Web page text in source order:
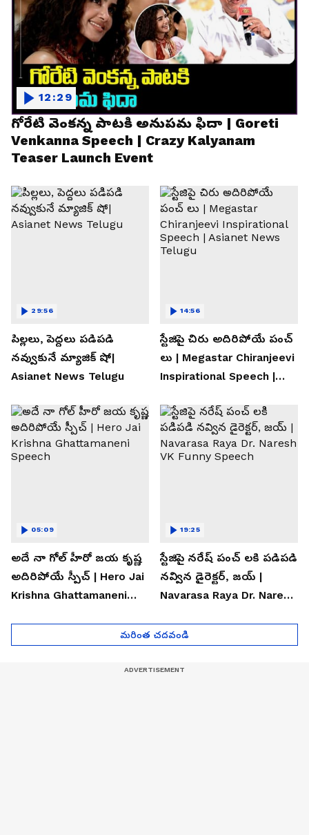
గోరేటి వెంకన్న పాటకి అనుపమ ఫిదా | Goreti
Venkanna Speech | Crazy Kalyanam
Teaser Launch Event
12:29
పిల్లలు, పెద్దలు పడిపడి
నవ్వుకునే మ్యాజిక్ షో|
Asianet News Telugu
29:56
స్టేజిపై చిరు అదిరిపోయే పంచ్
లు | Megastar Chiranjeevi
Inspirational Speech |
14:56
అదే నా గోల్ హీరో జయ కృష్ణ
అదిరిపోయే స్పీచ్ | Hero Jai
Krishna Ghattamaneni
05:09
స్టేజిపై నరేష్ పంచ్ లకి పడిపడి
నవ్విన డైరెక్టర్, జయ్ |
Navarasa Raya Dr. Naresh
19:25
మరింత చదవండి